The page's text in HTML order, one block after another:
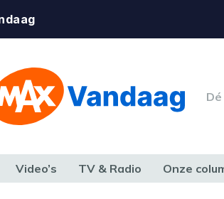
Video’s TV & Radio Onze